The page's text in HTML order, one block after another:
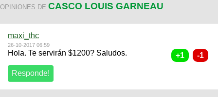
OPINIONES DE CASCO LOUIS GARNEAU
maxi_thc
26-10-2017 06:59
Hola. Te servirán $1200? Saludos.